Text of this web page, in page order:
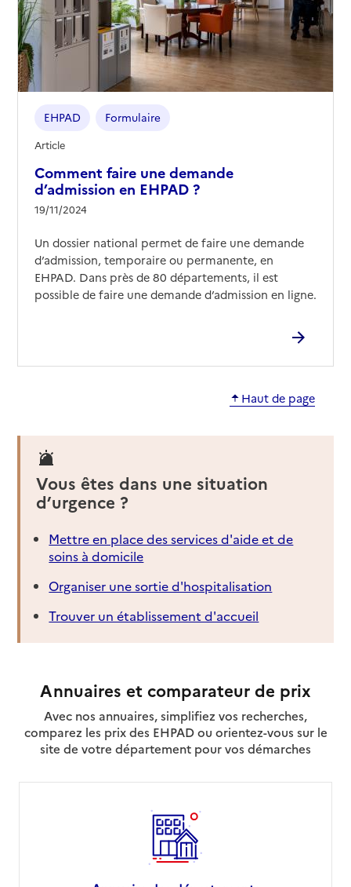
Comment faire une demande
d’admission en EHPAD ?
19/11/2024
EHPAD Formulaire
Article
Un dossier national permet de faire une demande
d’admission, temporaire ou permanente, en
EHPAD. Dans près de 80 départements, il est
possible de faire une demande d’admission en ligne.
Haut de page
Vous êtes dans une situation
d’urgence ?
Mettre en place des services d'aide et de
soins à domicile
Organiser une sortie d'hospitalisation
Trouver un établissement d'accueil
Annuaires et comparateur de prix
Avec nos annuaires, simplifiez vos recherches,
comparez les prix des EHPAD ou orientez-vous sur le
site de votre département pour vos démarches